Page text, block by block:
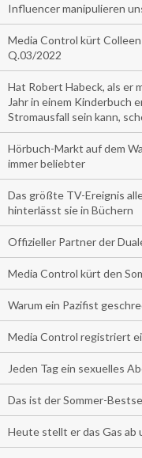
Influencer manipulieren
Media Control kürt
Q.03/2022
Hat Robert Habeck, als er
Jahr in einem Kinderbuch
Stromausfall sein kann,
Hörbuch-Markt auf dem
immer beliebter
Das größte TV-Ereignis
hinterlässt sie in Büchern
Offizieller Partner der
Media Control kürt den
Warum ein Pazifist
Media Control registriert
Jeden Tag ein sexuelles
Das ist der Sommer-
Heute stellt er das Gas ab